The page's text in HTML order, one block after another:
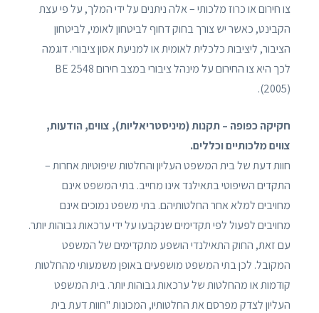
צו חירום או כרוז מלכותי – אלה ניתנים על ידי המלך, על פי עצת
הקבינט, כאשר יש צורך בחוק דחוף לביטחון לאומי, לביטחון
הציבור, ליציבות כלכלית לאומית או למניעת אסון ציבורי. דוגמה
לכך היא צו החירום על מינהל ציבורי במצב חירום BE 2548
(2005).
חקיקה כפופה – תקנות (מיניסטריאליות), צווים, הודעות,
צווים מלכותיים וכללים.
חוות דעת של בית המשפט העליון והחלטות שיפוטיות אחרות –
התקדים השיפוטי בתאילנד אינו מחייב. בתי המשפט אינם
מחויבים למלא אחר החלטותיהם. בתי משפט נמוכים אינם
מחויבים לפעול לפי תקדימים שנקבעו על ידי ערכאות גבוהות יותר.
עם זאת, החוק התאילנדי הושפע מתקדימים של המשפט
המקובל. לכן בתי המשפט מושפעים באופן משמעותי מהחלטות
קודמות או מהחלטות של ערכאות גבוהות יותר. בית המשפט
העליון לצדק מפרסם את החלטותיו, המכונות "חוות דעת בית